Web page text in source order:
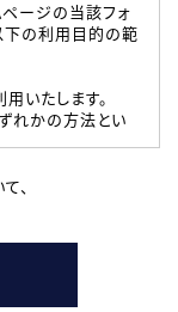
ージの当該フォ
下の利用目的の範
いたします。
れかの方法とい
考情報として利
たします。
、